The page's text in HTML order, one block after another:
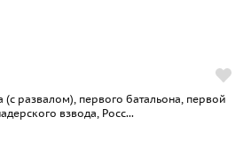
(с развалом), первого батальона, первой
взвода, Росс...